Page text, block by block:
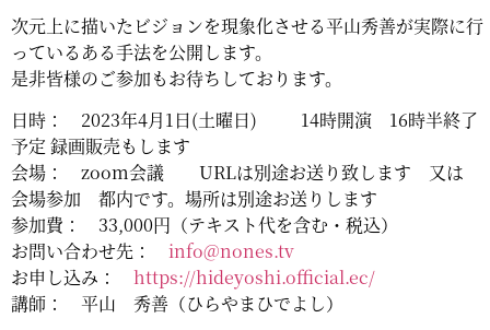
次元上に描いたビジョンを現象化させる平山秀善が実際に行
っているある手法を公開します。
是非皆様のご参加もお待ちしております。
日時： 2023年4月1日(土曜日) 14時開演 16時半終了
予定 録画販売もします
会場： zoom会議 URLは別途お送り致します 又は
会場参加 都内です。場所は別途お送りします
参加費： 33,000円（テキスト代を含む・税込）
お問い合わせ先： info@nones.tv
お申し込み： https://hideyoshi.official.ec/
講師： 平山 秀善（ひらやまひでよし）